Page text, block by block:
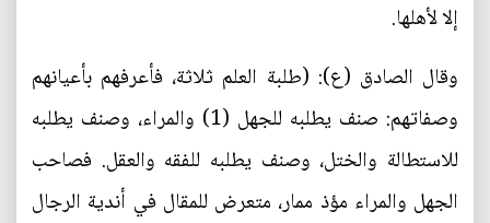
إلا لأهلها.
وقال الصادق (ع): (طلبة العلم ثلاثة، فأعرفهم بأعيانهم
وصفاتهم: صنف يطلبه للجهل (1) والمراء، وصنف يطلبه
للاستطالة والختل، وصنف يطلبه للفقه والعقل. فصاحب
الجهل والمراء مؤذ ممار، متعرض للمقال في أندية الرجال